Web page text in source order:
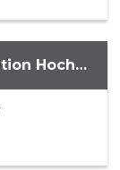
Assemblée Générale de l’Association Hoche Retraite du 3 novembre 2020. Intervention sur le contexte économique et financier.